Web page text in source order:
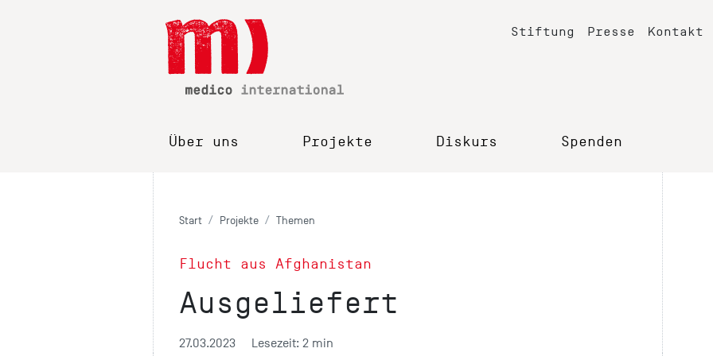
Stiftung Presse Kontakt
Über uns Projekte Diskurs Spenden
Start Projekte Themen
Flucht aus Afghanistan
Ausgeliefert
27.03.2023 Lesezeit: 2 min